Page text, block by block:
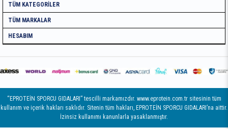
TÜM KATEGORILER
TÜM MARKALAR
HESABIM
“EPROTEİN SPORCU GIDALARI” tescilli markamızdır. www.eprotein.com.tr sitesinin tüm
kullanım ve içerik hakları saklıdır. Sitenin tüm hakları, EPROTEİN SPORCU GIDALARI’na aittir.
İzinsiz kullanımı kanunlarla yasaklanmıştır.